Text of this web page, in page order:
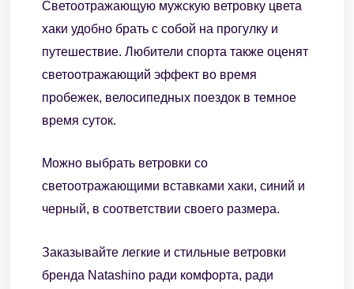
Светоотражающую мужскую ветровку цвета
хаки удобно брать с собой на прогулку и
путешествие. Любители спорта также оценят
светоотражающий эффект во время
пробежек, велосипедных поездок в темное
время суток.
Можно выбрать ветровки со
светоотражающими вставками хаки, синий и
черный, в соответствии своего размера.
Заказывайте легкие и стильные ветровки
бренда Natashino ради комфорта, ради